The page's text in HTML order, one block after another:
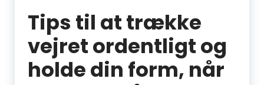
Tips til at trække
vejret ordentligt og
holde din form, når